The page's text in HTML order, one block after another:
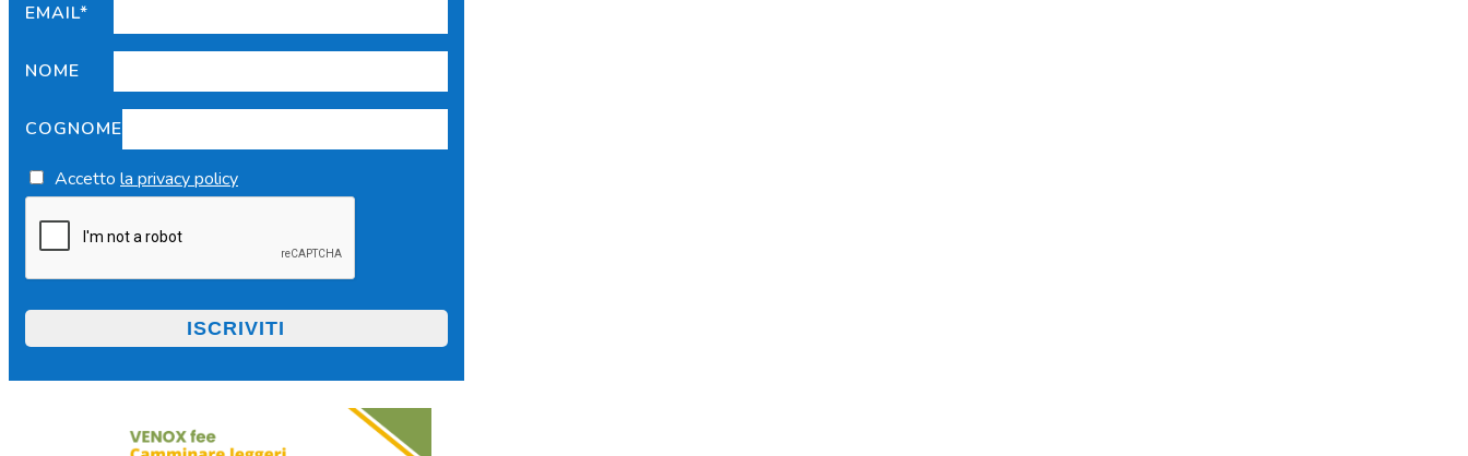
EMAIL*
NOME
COGNOME
Accetto la privacy policy